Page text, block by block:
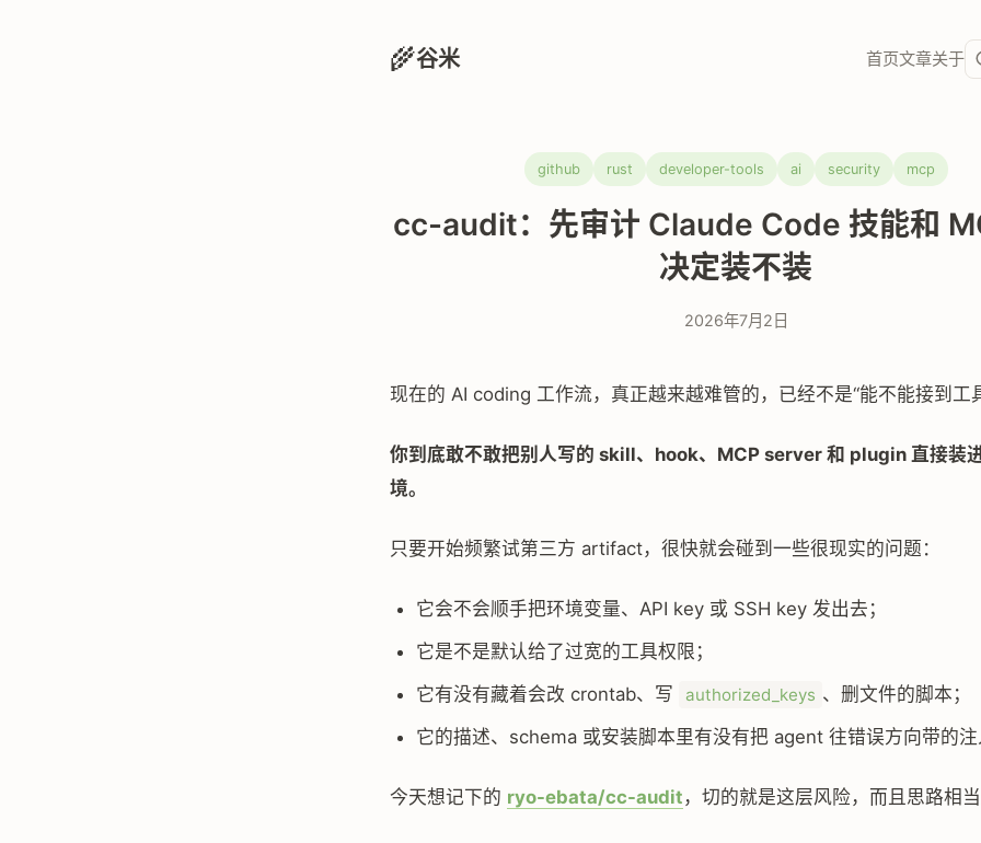
🌾谷米 首页文章关于
github rust developer-tools ai security mcp
cc-audit：先审计 Claude Code 技能和
决定装不装
2026年7月2日
现在的 AI coding 工作流，真正越来越难管的，已经不是“能不能接到工
你到底敢不敢把别人写的 skill、hook、MCP server 和 plugin 直接装
境。
只要开始频繁试第三方 artifact，很快就会碰到一些很现实的问题：
它会不会顺手把环境变量、API key 或 SSH key 发出去；
它是不是默认给了过宽的工具权限；
它有没有藏着会改 crontab、写
authorized_keys 、删文件的脚本；
它的描述、schema 或安装脚本里有没有把 agent 往错误方向带的注
今天想记下的 ryo-ebata/cc-audit ，切的就是这层风险，而且思路相当